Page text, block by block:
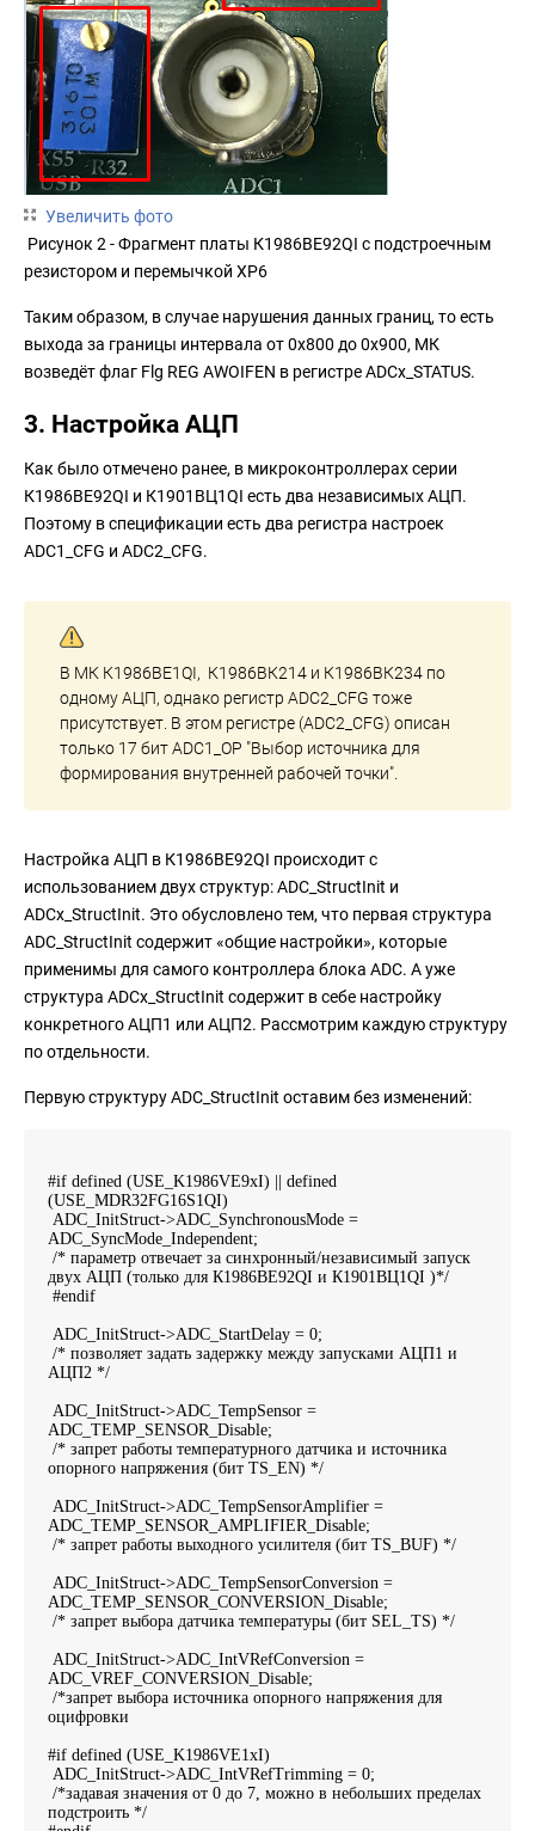
Увеличить фото
Рисунок 2 - Фрагмент платы К1986ВЕ92QI с подстроечным
резистором и перемычкой XP6
Таким образом, в случае нарушения данных границ, то есть
выхода за границы интервала от 0x800 до 0x900, МК
возведёт флаг Flg REG AWOIFEN в регистре ADCx_STATUS.
3. Настройка АЦП
Как было отмечено ранее, в микроконтроллерах серии
К1986ВЕ92QI и К1901ВЦ1QI есть два независимых АЦП.
Поэтому в спецификации есть два регистра настроек
ADC1_CFG и ADC2_CFG.
В МК К1986ВЕ1QI, К1986ВК214 и К1986ВК234 по
одному АЦП, однако регистр ADC2_CFG тоже
присутствует. В этом регистре (ADC2_CFG) описан
только 17 бит ADC1_OP "Выбор источника для
формирования внутренней рабочей точки".
Настройка АЦП в К1986ВЕ92QI происходит с
использованием двух структур: ADC_StructInit и
ADCx_StructInit. Это обусловлено тем, что первая структура
ADC_StructInit содержит «общие настройки», которые
применимы для самого контроллера блока ADC. А уже
структура ADCx_StructInit содержит в себе настройку
конкретного АЦП1 или АЦП2. Рассмотрим каждую структуру
по отдельности.
Первую структуру ADC_StructInit оставим без изменений:
#if defined (USE_K1986VE9xI) || defined
(USE_MDR32FG16S1QI)
ADC_InitStruct->ADC_SynchronousMode =
ADC_SyncMode_Independent;
/* параметр отвечает за синхронный/независимый запуск
двух АЦП (только для К1986ВЕ92QI и К1901ВЦ1QI )*/
#endif
ADC_InitStruct->ADC_StartDelay = 0;
/* позволяет задать задержку между запусками АЦП1 и
АЦП2 */
ADC_InitStruct->ADC_TempSensor =
ADC_TEMP_SENSOR_Disable;
/* запрет работы температурного датчика и источника
опорного напряжения (бит TS_EN) */
ADC_InitStruct->ADC_TempSensorAmplifier =
ADC_TEMP_SENSOR_AMPLIFIER_Disable;
/* запрет работы выходного усилителя (бит TS_BUF) */
ADC_InitStruct->ADC_TempSensorConversion =
ADC_TEMP_SENSOR_CONVERSION_Disable;
/* запрет выбора датчика температуры (бит SEL_TS) */
ADC_InitStruct->ADC_IntVRefConversion =
ADC_VREF_CONVERSION_Disable;
/*запрет выбора источника опорного напряжения для
оцифровки
#if defined (USE_K1986VE1xI)
ADC_InitStruct->ADC_IntVRefTrimming = 0;
/*задавая значения от 0 до 7, можно в небольших пределах
подстроить */